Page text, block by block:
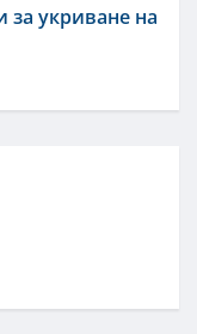
за укриване на